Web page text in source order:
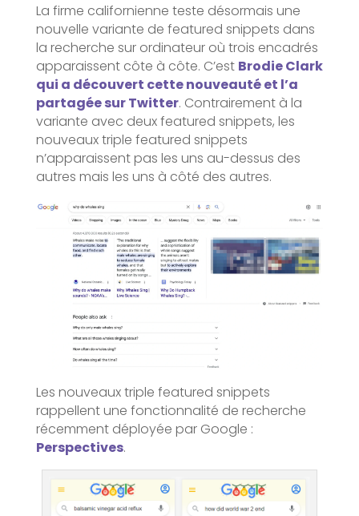
La firme californienne teste désormais une
nouvelle variante de featured snippets dans
la recherche sur ordinateur où trois encadrés
apparaissent côte à côte. C’est Brodie Clark
qui a découvert cette nouveauté et l’a
partagée sur Twitter. Contrairement à la
variante avec deux featured snippets, les
nouveaux triple featured snippets
n’apparaissent pas les uns au-dessus des
autres mais les uns à côté des autres.
Les nouveaux triple featured snippets
rappellent une fonctionnalité de recherche
récemment déployée par Google :
Perspectives.